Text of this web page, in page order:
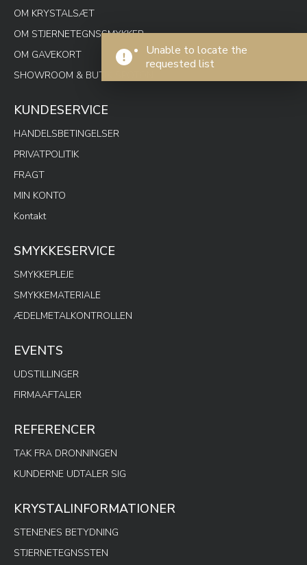
Unable to locate the
requested list
OM KRYSTALSÆT
OM STJERNETEGNSSMYKKER
OM GAVEKORT
SHOWROOM & BUTIK SPOTON
KUNDESERVICE
HANDELSBETINGELSER
PRIVATPOLITIK
FRAGT
MIN KONTO
Kontakt
SMYKKESERVICE
SMYKKEPLEJE
SMYKKEMATERIALE
ÆDELMETALKONTROLLEN
EVENTS
UDSTILLINGER
FIRMAAFTALER
REFERENCER
TAK FRA DRONNINGEN
KUNDERNE UDTALER SIG
KRYSTALINFORMATIONER
STENENES BETYDNING
STJERNETEGNSSTEN